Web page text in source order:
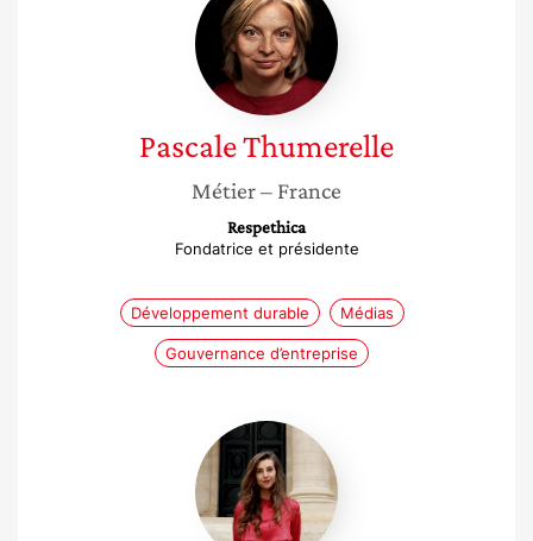
Thumerelle
PascaleThumerelle
Métier– France
Respethica
Fondatrice et présidente
Développement durable Médias
Gouvernance d’entreprise
Carlotta
Gradin,
PhD